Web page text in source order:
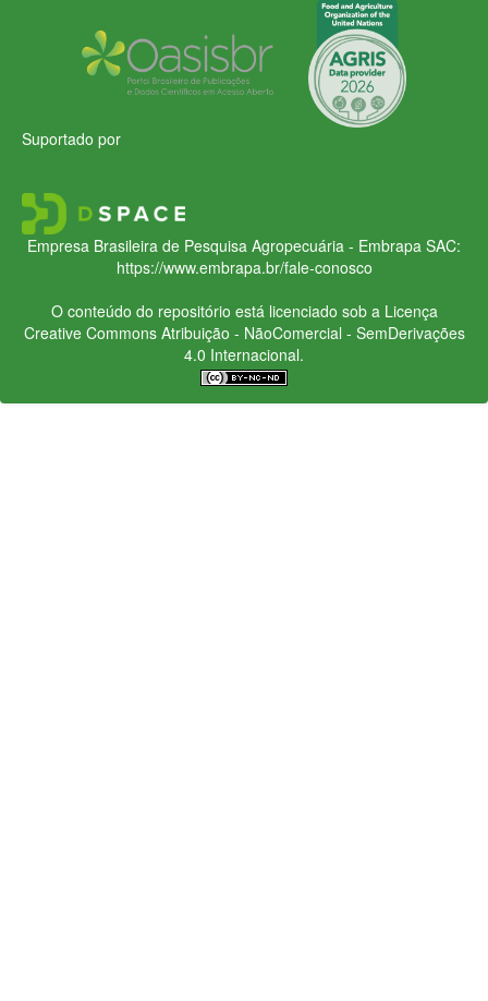
Suportado por
Empresa Brasileira de Pesquisa Agropecuária - Embrapa SAC:
https://www.embrapa.br/fale-conosco
O conteúdo do repositório está licenciado sob a Licença
Creative CommonsAtribuição - NãoComercial - SemDerivações
4.0 Internacional.